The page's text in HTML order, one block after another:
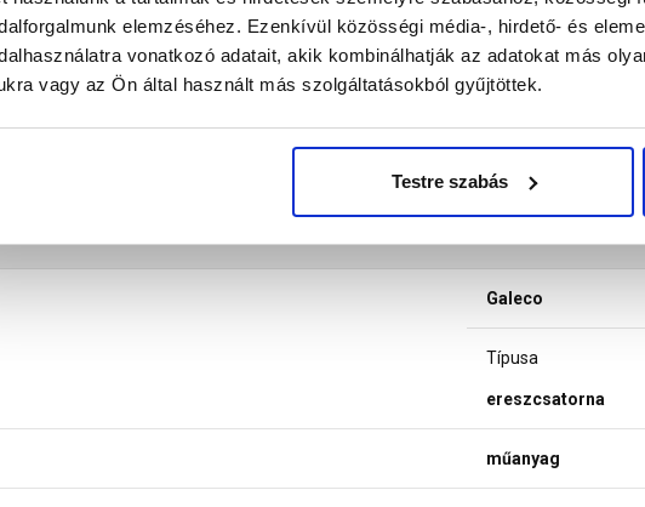
elemzéséhez. Ezenkívül közösségi média-, hirdető- és
vonatkozó adatait, akik kombinálhatják az adatokat más
vagy az Ön által használt más szolgáltatásokból gyűjtöttek.
Testre szabás
Galeco
Típusa
ereszcsatorna
műanyag